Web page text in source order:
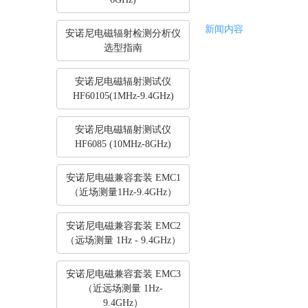
安诺尼电磁辐射检测分析仪
选型指南
安诺尼电磁辐射测试仪
HF60105(1MHz-9.4GHz)
安诺尼电磁辐射测试仪
HF6085 (10MHz-8GHz)
安诺尼电磁兼容套装 EMC1
（近场测量1Hz-9.4GHz）
安诺尼电磁兼容套装 EMC2
（远场测量 1Hz - 9.4GHz）
安诺尼电磁兼容套装 EMC3
（近远场测量 1Hz-
9.4GHz）
新闻内容